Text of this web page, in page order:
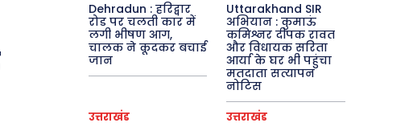
Dehradun : हरिद्वार
रोड पर चलती कार में
लगी भीषण आग,
चालक ने कूदकर बचाई
जान
Uttarakhand SIR
अभियान : कुमाऊं
कमिश्नर दीपक रावत
और विधायक सरिता
आर्या के घर भी पहुंचा
मतदाता सत्यापन
नोटिस
उत्तराखंड उत्तराखंड